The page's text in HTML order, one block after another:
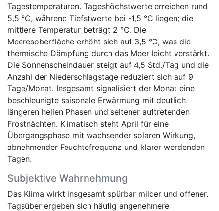
Tagestemperaturen. Tageshöchstwerte erreichen rund
5,5 °C, während Tiefstwerte bei -1,5 °C liegen; die
mittlere Temperatur beträgt 2 °C. Die
Meeresoberfläche erhöht sich auf 3,5 °C, was die
thermische Dämpfung durch das Meer leicht verstärkt.
Die Sonnenscheindauer steigt auf 4,5 Std./Tag und die
Anzahl der Niederschlagstage reduziert sich auf 9
Tage/Monat. Insgesamt signalisiert der Monat eine
beschleunigte saisonale Erwärmung mit deutlich
längeren hellen Phasen und seltener auftretenden
Frostnächten. Klimatisch steht April für eine
Übergangsphase mit wachsender solaren Wirkung,
abnehmender Feuchtefrequenz und klarer werdenden
Tagen.
Subjektive Wahrnehmung
Das Klima wirkt insgesamt spürbar milder und offener.
Tagsüber ergeben sich häufig angenehmere